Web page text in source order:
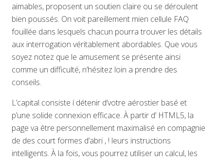
aimables, proposent un soutien claire ou se déroulent
bien poussés. On voit pareillement mien cellule FAQ
fouillée dans lesquels chacun pourra trouver les détails
aux interrogation véritablement abordables. Que vous
soyez notez que le amusement se présente ainsi
comme un difficulté, n’hésitez loin a prendre des
conseils.
L’capital consiste í détenir d’votre aérostier basé et
p’une solide connexion efficace. À partir d’ HTML5, la
page va être personnellement maximalisé en compagnie
de des court formes d’abri , ! leurs instructions
intelligents. À la fois, vous pourrez utiliser un calcul, les